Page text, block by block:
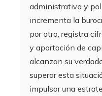
administrativo y
incrementa la
por otro, registra
y aportación de
alcanzan su
superar esta
impulsar una